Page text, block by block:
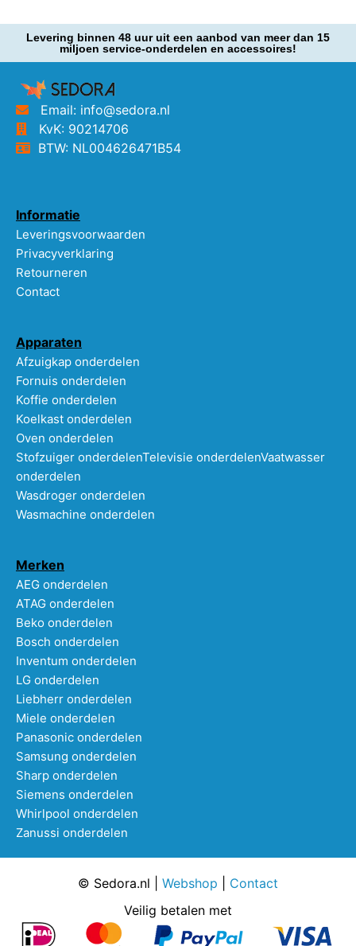
Levering binnen 48 uur uit een aanbod van meer dan 15
miljoen service-onderdelen en accessoires!
Email: info@sedora.nl
KvK: 90214706
BTW: NL004626471B54
Informatie
Leveringsvoorwaarden
Privacyverklaring
Retourneren
Contact
Apparaten
Afzuigkap onderdelen
Fornuis onderdelen
Koffie onderdelen
Koelkast onderdelen
Oven onderdelen
Stofzuiger onderdelenTelevisie onderdelenVaatwasser
onderdelen
Wasdroger onderdelen
Wasmachine onderdelen
Merken
AEG onderdelen
ATAG onderdelen
Beko onderdelen
Bosch onderdelen
Inventum onderdelen
LG onderdelen
Liebherr onderdelen
Miele onderdelen
Panasonic onderdelen
Samsung onderdelen
Sharp onderdelen
Siemens onderdelen
Whirlpool onderdelen
Zanussi onderdelen
© Sedora.nl | Webshop
Contact
Veilig betalen met